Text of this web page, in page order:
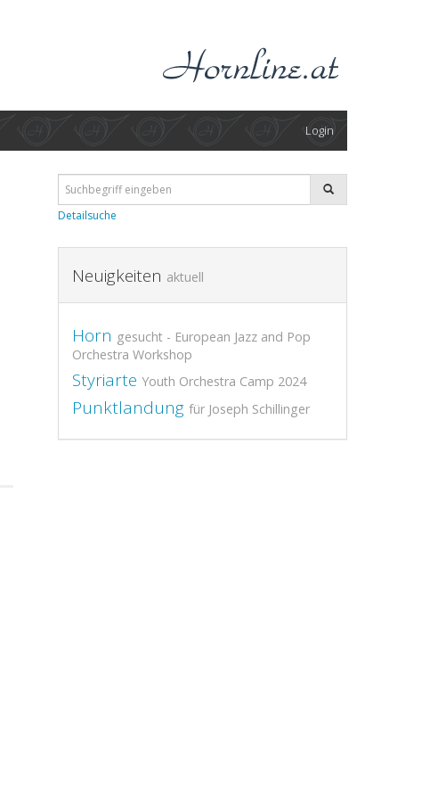
Login
Detailsuche
Neuigkeiten aktuell
Horn gesucht - European Jazz and Pop
Orchestra Workshop
Styriarte Youth Orchestra Camp 2024
Punktlandung für Joseph Schillinger